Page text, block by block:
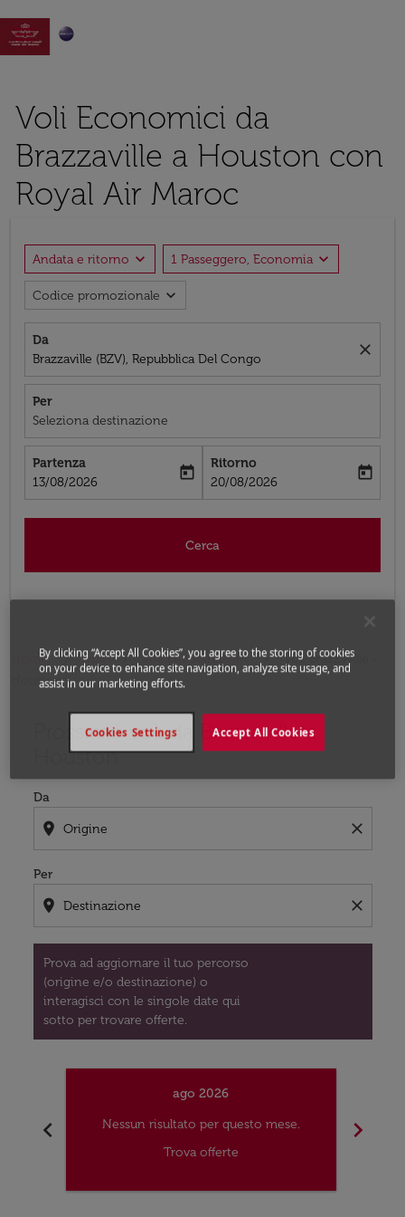

Voli Economici da
Brazzaville a Houston con
Royal Air Maroc
Andata e ritorno expand_more 1 Passeggero, Economia expand_more
Codice promozionale expand_more
Da
Brazzaville (BZV), Repubblica Del Congo
close
Per
Seleziona destinazione
Partenza
fc-booking-departure-date-aria-label
13/08/2026
today
Ritorno
fc-booking-return-date-aria-label
20/08/2026
today
Cerca
Home Voli Voli per Stati Uniti
Voli Brazzaville -
Houston
Prossimo voli da Brazzaville a
Houston
Da
location_on close
Per
location_on close
Prova ad aggiornare il tuo percorso
(origine e/o destinazione) o
interagisci con le singole date qui
sotto per trovare offerte.
Prova ad aggiornare il tuo percorso (origine e/o
chevron_left
ago 2026
Nessun risultato per questo mese.
Trova offerte
chevron_right
By clicking “Accept All Cookies”, you agree to the storing of cookies
on your device to enhance site navigation, analyze site usage, and
assist in our marketing efforts.
Accept All Cookies
Cookies Settings